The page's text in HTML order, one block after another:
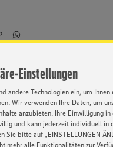
Einstellungen
andere Technologien ein, um
Wir verwenden Ihre Daten, um
anzubieten. Ihre Einwilligung
und kann jederzeit individuell in
Sie bitte auf „EINSTELLUNGEN
mehr alle Funktionalitäten zur